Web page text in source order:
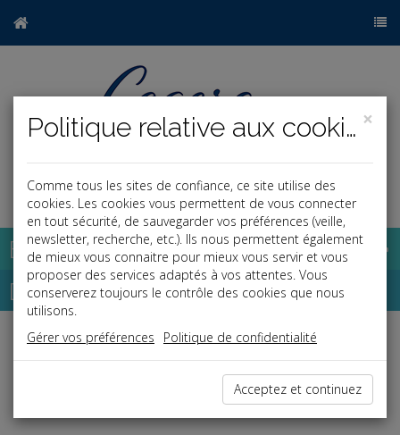
a
Base documentaire
Dépêches
Liste des dernières dépêches
×
Politique relative aux cookies
Comme tous les sites de confiance, ce site utilise des
cookies. Les cookies vous permettent de vous connecter
en tout sécurité, de sauvegarder vos préférences (veille,
newsletter, recherche, etc.). Ils nous permettent également
de mieux vous connaitre pour mieux vous servir et vous
proposer des services adaptés à vos attentes. Vous
conserverez toujours le contrôle des cookies que nous
utilisons.
Gérer vos préférences
Politique de confidentialité
Acceptez et continuez